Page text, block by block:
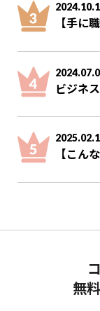
【手に
ビジネ
【こん
無